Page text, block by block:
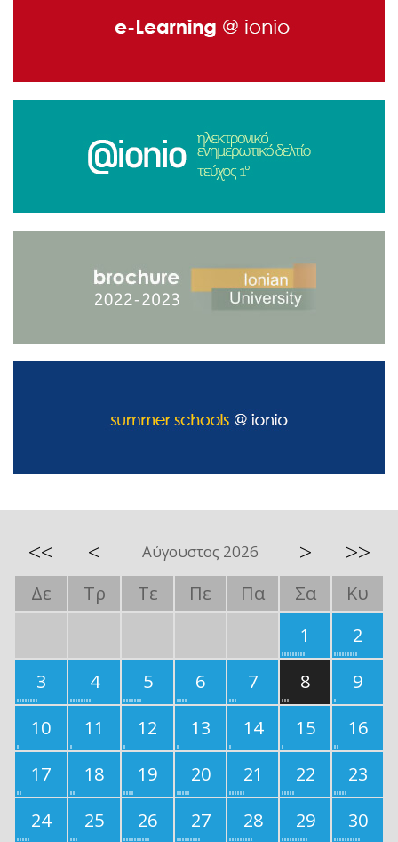
<< < Αύγουστος 2026 > >>
Δε Τρ Τε Πε Πα Σα
Κυ
1
2
3
4 5 6 7 8
9
10
11 12 13 14 15
16
17
18 19 20 21 22
23
24
25 26 27 28 29
30